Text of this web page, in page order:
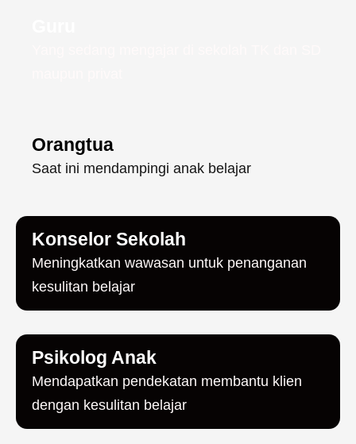
Orangtua
Saat ini mendampingi anak belajar
Konselor Sekolah
Meningkatkan wawasan untuk penanganan
kesulitan belajar
Psikolog Anak
Mendapatkan pendekatan membantu klien
dengan kesulitan belajar